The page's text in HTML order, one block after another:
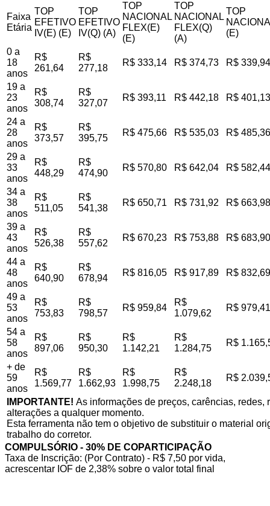
Faixa
Etária
TOP
EFETIVO
IV(E) (E)
TOP
EFETIVO
IV(Q) (A)
TOP
NACIONAL
FLEX(E)
(E)
TOP
NACIONAL
FLEX(Q)
(A)
TOP
(E)
0 a
18
anos
R$
261,64
R$
277,18
R$ 333,14 R$ 374,73 R$ 339,94
19 a
23
anos
R$
308,74
R$
327,07
R$ 393,11 R$ 442,18 R$ 401,13
24 a
28
anos
R$
373,57
R$
395,75
R$ 475,66 R$ 535,03 R$ 485,36
29 a
33
anos
R$
448,29
R$
474,90
R$ 570,80 R$ 642,04 R$ 582,44
34 a
38
anos
R$
511,05
R$
541,38
R$ 650,71 R$ 731,92 R$ 663,98
39 a
43
anos
R$
526,38
R$
557,62
R$ 670,23 R$ 753,88 R$ 683,90
44 a
48
anos
R$
640,90
R$
678,94
R$ 816,05 R$ 917,89 R$ 832,69
49 a
53
anos
R$
753,83
R$
798,57
R$ 959,84
R$
1.079,62
R$ 979,41
54 a
58
anos
R$
897,06
R$
950,30
R$
1.142,21
R$
1.284,75
R$
+ de
59
anos
R$
1.569,77
R$
1.662,93
R$
1.998,75
R$
2.248,18
R$
IMPORTANTE! As informações de preços, carências,
alterações a qualquer momento.
Esta ferramenta não tem o objetivo de substituir o material
trabalho do corretor.
COMPULSÓRIO - 30% DE COPARTICIPAÇÃO
Taxa de Inscrição: (Por Contrato) - R$ 7,50 por vida,
acrescentar IOF de 2,38% sobre o valor total final